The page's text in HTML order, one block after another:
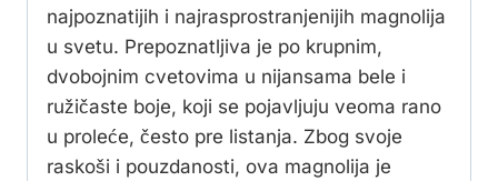
najpoznatijih i najrasprostranjenijih magnolija
u svetu. Prepoznatljiva je po krupnim,
dvobojnim cvetovima u nijansama bele i
ružičaste boje, koji se pojavljuju veoma rano
u proleće, često pre listanja. Zbog svoje
raskoši i pouzdanosti, ova magnolija je